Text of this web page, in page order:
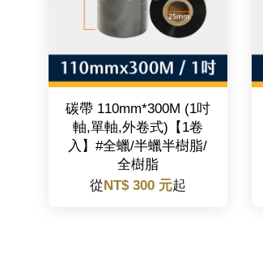
碳帶 110mm*300M (1吋
軸,單軸,外卷式)【1卷
入】#全蠟/半蠟半樹脂/
全樹脂
從NT$ 300 元起